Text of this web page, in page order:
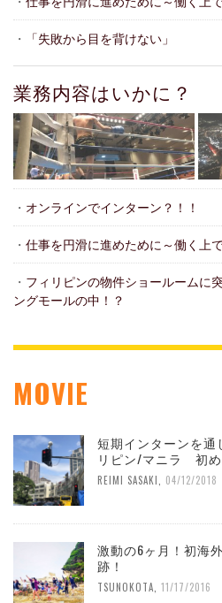
・ 「失敗から目を背けない」
業務内容はいかに？
・ オンラインでインターン？！！
・ 仕事を円滑に進めために～働く上
・ フィリピンの物件ショールームに
ングモールの中！？
MOVIE
短期インターンを
リピン/マニラ 初
REIMI SASAKI 04/12/2018
激動の6ヶ月！初海
跡！
TSUNOKOTA 11/17/2016